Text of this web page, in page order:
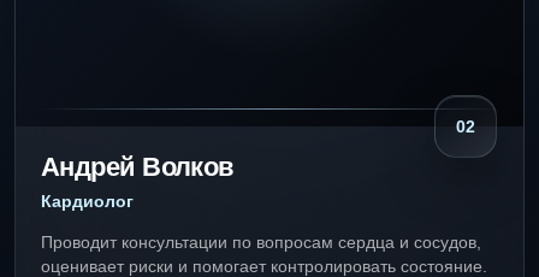
02
Андрей Волков
Кардиолог
Проводит консультации по вопросам сердца и сосудов,
оценивает риски и помогает контролировать состояние.